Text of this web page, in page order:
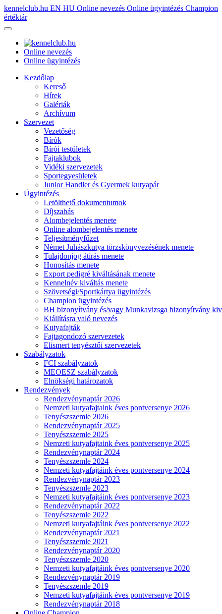
kennelclub.hu EN HU Online nevezés Online ügyintézés Champion
értéktár
Online nevezés
Online ügyintézés
Kezdőlap
Kereső
Hírek
Galériák
Archívum
Szervezet
Vezetőség
Bírók
Bírói testületek
Fajtaklubok
Vidéki szervezetek
Sportegyesületek
Junior Handler és Gyermek kutyapár
Ügyintézés
Letölthető dokumentumok
Díjszabás
Alombejelentés menete
Online alombejelentés menete
Teljesítményfűzet
Német Juhászkutya törzskönyvezésének menete
Tulajdonjog átírás menete
Honosítás menete
Export pedigré kiváltásának menete
Kennelnév kiváltás menete
Szövetségi/Sportkártya ügyintézés
Champion ügyintézés
BH bizonyítvány és/vagy Munkavizsga bizonyítvány
Kiállításra való nevezés
Kutyafajták
Fajtagondozó szervezetek
Elismert tenyésztői szervezetek
Szabályzatok
FCI szabályzatok
MEOESZ szabályzatok
Elnökségi határozatok
Rendezvények
Rendezvénynaptár 2026
Nemzeti kutyafajtaink éves pontversenye 2026
Tenyészszemle 2026
Rendezvénynaptár 2025
Tenyészszemle 2025
Nemzeti kutyafajtaink éves pontversenye 2025
Rendezvénynaptár 2024
Tenyészszemle 2024
Nemzeti kutyafajtáink éves pontversenye 2024
Rendezvénynaptár 2023
Tenyészszemle 2023
Nemzeti kutyafajtáink éves pontversenye 2023
Rendezvénynaptár 2022
Tenyészszemle 2022
Nemzeti kutyafajtáink éves pontversenye 2022
Rendezvénynaptár 2021
Tenyészszemle 2021
Rendezvénynaptár 2020
Tenyészszemle 2020
Nemzeti kutyafajtáink éves pontversenye 2020
Rendezvénynaptár 2019
Tenyészszemle 2019
Nemzeti kutyafajtáink éves pontversenye 2019
Rendezvénynaptár 2018